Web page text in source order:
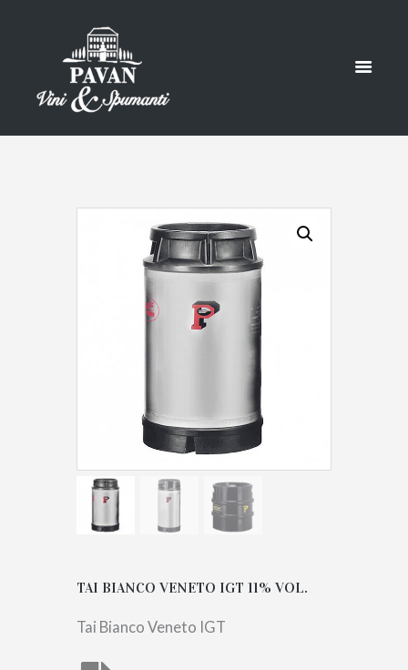
TAI BIANCO VENETO IGT 11% VOL.
Tai Bianco Veneto IGT